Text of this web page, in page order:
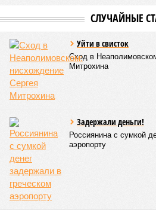
СЛУЧАЙНЫЕ
Уйти в свисток
Сход в
Митрохина
Задержали деньги!
Россиянина с сумкой
аэропорту